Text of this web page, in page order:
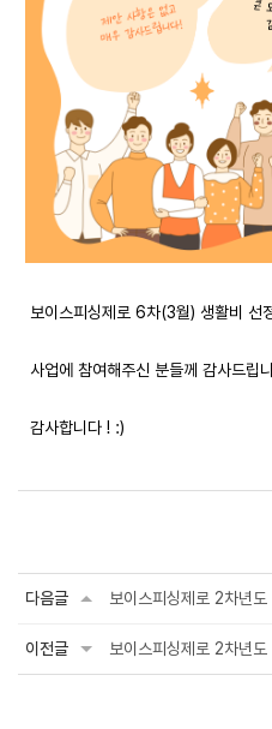
보이스피싱제로 6차(3월) 생활비 선
사업에 참여해주신 분들께 감사드립
감사합니다 ! :)
다음글 보이스피싱제로 2차년
이전글 보이스피싱제로 2차년